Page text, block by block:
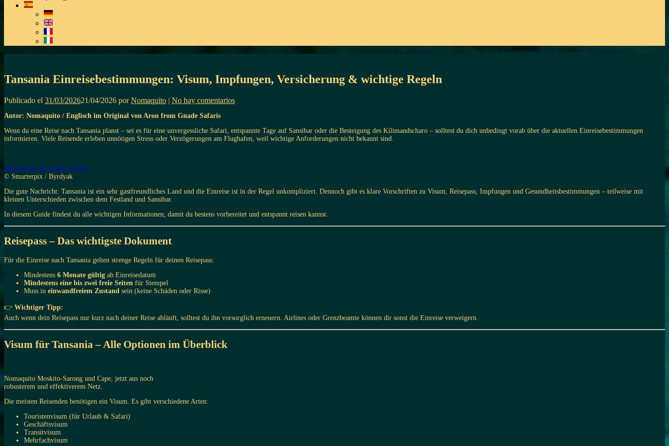
Tansania Einreisebestimmungen: Visum, Impfungen, Versicherung & wichtige Regeln
Publicado el 31/03/202621/04/2026 porNomaquito | No hay comentarios
Autor: Nomaquito / Englisch im Original von Aron from Gnade Safaris
Wenn du eine Reise nach Tansania planst – sei es für eine unvergessliche Safari, entspannte Tage auf Sansibar oder die Besteigung des Kilimandscharo – solltest du dich unbedingt vorab über die aktuellen Einreisebestimmungen
informieren. Viele Reisende erleben unnötigen Stress oder Verzögerungen am Flughafen, weil wichtige Anforderungen nicht bekannt sind.
Kilimanjaro @ Gnade Safaris
© Smarterpix / Byrdyak
Die gute Nachricht: Tansania ist ein sehr gastfreundliches Land und die Einreise ist in der Regel unkompliziert. Dennoch gibt es klare Vorschriften zu Visum, Reisepass, Impfungen und Gesundheitsbestimmungen – teilweise mit
kleinen Unterschieden zwischen dem Festland und Sansibar.
In diesem Guide findest du alle wichtigen Informationen, damit du bestens vorbereitet und entspannt reisen kannst.
Reisepass – Das wichtigste Dokument
Für die Einreise nach Tansania gelten strenge Regeln für deinen Reisepass:
Mindestens 6 Monate gültig ab Einreisedatum
Mindestens eine bis zwei freie Seiten für Stempel
Muss in einwandfreiem Zustand sein (keine Schäden oder Risse)
👉 Wichtiger Tipp:
Auch wenn dein Reisepass nur kurz nach deiner Reise abläuft, solltest du ihn vorsorglich erneuern. Airlines oder Grenzbeamte können dir sonst die Einreise verweigern.
Visum für Tansania – Alle Optionen im Überblick
Nomaquito Moskito-Sarong und Cape, jetzt aus noch
robusterem und effektiverem Netz.
Die meisten Reisenden benötigen ein Visum. Es gibt verschiedene Arten:
Touristenvisum (für Urlaub & Safari)
Geschäftsvisum
Transitvisum
Mehrfachvisum